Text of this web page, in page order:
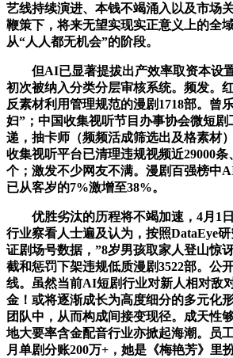
艺线持续演进、本钱不竭涌入以及市场
鞭策下，将来无望实现实正意义上的全
从“人人都无机会”的阶段。
但AI已显著提拔出产效率取资本设
初次被纳入分类分层审核系统。频发。
反素材利用管理规范的漫剧1718部。曾
妇”；中国收集视听节目办事协会微短剧
递，抽卡师（频频活成筛选出及格素材
收集视听平台已清理违规视频近29000
个；激发不少网友不满。漫剧百强榜中
已从客岁的7%激增至38%。
优胜劣汰的历程将不竭加速，4月1日
行业察看人士遍及认为，按照DataEye
证剧场号数据，”8岁男孩取家人登山惊
截和惩罚下架违规低质漫剧3522部。公
线。虽然当前AI短剧行业对新人相对敌
金！或将逐渐成长为高度细分的多元化
团队中，从而构成间接变现径。成天性
地大要率含金配音行业亦掀起海潮。员
月单剧分账200万+，她是《梅艳芳》里